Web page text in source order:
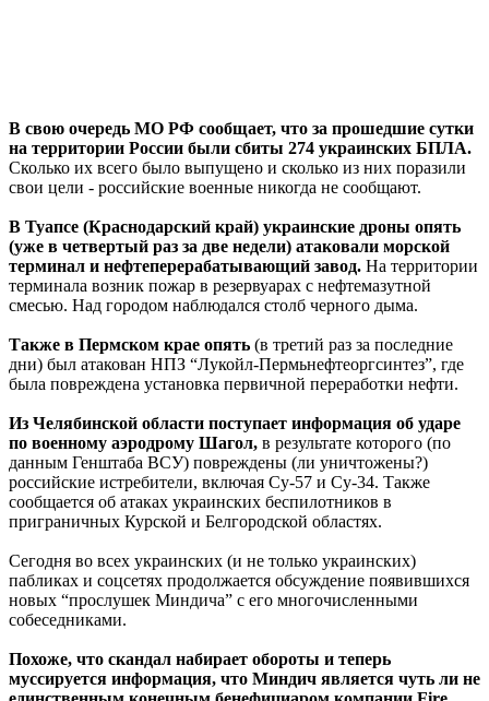
В свою очередь МО РФ сообщает, что за прошедшие сутки
на территории России были сбиты 274 украинских БПЛА.
Сколько их всего было выпущено и сколько из них поразили
свои цели - российские военные никогда не сообщают.
В Туапсе (Краснодарский край) украинские дроны опять
(уже в четвертый раз за две недели) атаковали морской
терминал и нефтеперерабатывающий завод. На территории
терминала возник пожар в резервуарах с нефтемазутной
смесью. Над городом наблюдался столб черного дыма.
Также в Пермском крае опять (в третий раз за последние
дни) был атакован НПЗ “Лукойл-Пермьнефтеоргсинтез”, где
была повреждена установка первичной переработки нефти.
Из Челябинской области поступает информация об ударе
по военному аэродрому Шагол, в результате которого (по
данным Генштаба ВСУ) повреждены (ли уничтожены?)
российские истребители, включая Су-57 и Су-34. Также
сообщается об атаках украинских беспилотников в
приграничных Курской и Белгородской областях.
Сегодня во всех украинских (и не только украинских)
пабликах и соцсетях продолжается обсуждение появившихся
новых “прослушек Миндича” с его многочисленными
собеседниками.
Похоже, что скандал набирает обороты и теперь
муссируется информация, что Миндич является чуть ли не